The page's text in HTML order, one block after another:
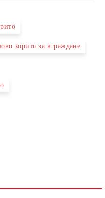
на работния ден.
корито за вграждане